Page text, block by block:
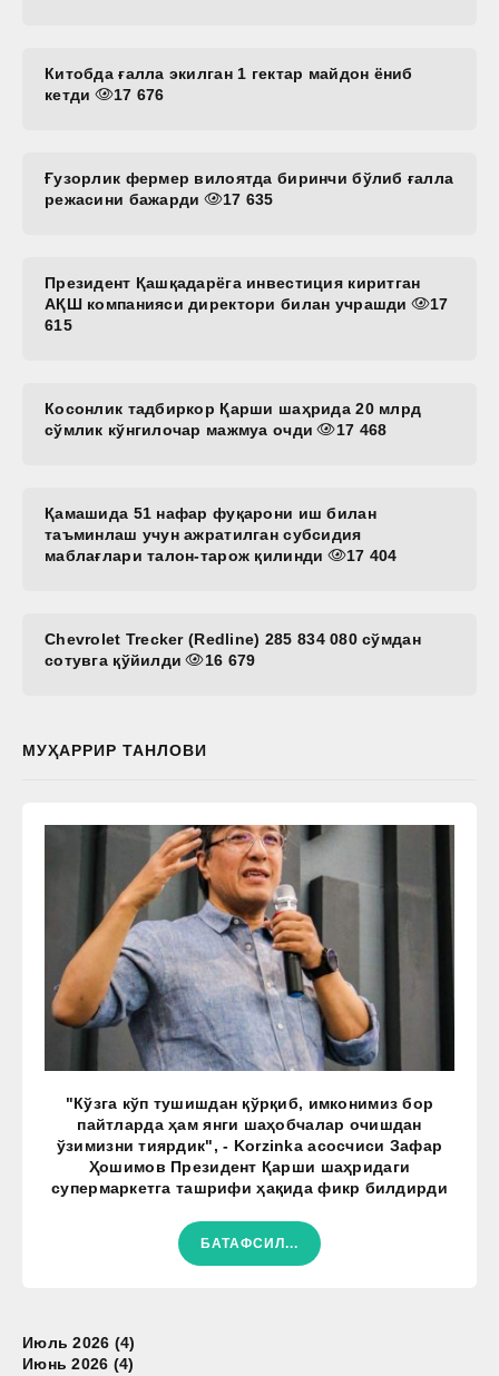
Китобда ғалла экилган 1 гектар майдон ёниб
кетди
17 676
Ғузорлик фермер вилоятда биринчи бўлиб ғалла
режасини бажарди
17 635
Президент Қашқадарёга инвестиция киритган
АҚШ компанияси директори билан учрашди
17
615
Косонлик тадбиркор Қарши шаҳрида 20 млрд
сўмлик кўнгилочар мажмуа очди
17 468
Қамашида 51 нафар фуқарони иш билан
таъминлаш учун ажратилган субсидия
маблағлари талон-тарож қилинди
17 404
Chevrolet Trecker (Redline) 285 834 080 сўмдан
сотувга қўйилди
16 679
МУҲАРРИР ТАНЛОВИ
"Кўзга кўп тушишдан қўрқиб, имконимиз бор
пайтларда ҳам янги шаҳобчалар очишдан
ўзимизни тиярдик", - Korzinka асосчиси Зафар
Ҳошимов Президент Қарши шаҳридаги
супермаркетга ташрифи ҳақида фикр билдирди
БАТАФСИЛ...
Июль 2026 (4)
Июнь 2026 (4)